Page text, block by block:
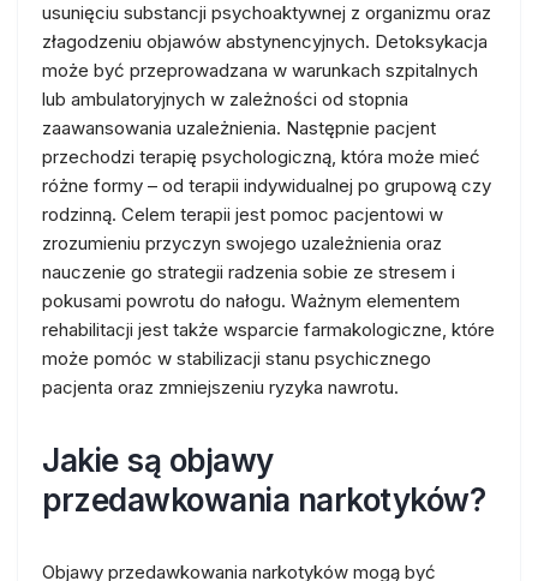
usunięciu substancji psychoaktywnej z organizmu oraz
złagodzeniu objawów abstynencyjnych. Detoksykacja
może być przeprowadzana w warunkach szpitalnych
lub ambulatoryjnych w zależności od stopnia
zaawansowania uzależnienia. Następnie pacjent
przechodzi terapię psychologiczną, która może mieć
różne formy – od terapii indywidualnej po grupową czy
rodzinną. Celem terapii jest pomoc pacjentowi w
zrozumieniu przyczyn swojego uzależnienia oraz
nauczenie go strategii radzenia sobie ze stresem i
pokusami powrotu do nałogu. Ważnym elementem
rehabilitacji jest także wsparcie farmakologiczne, które
może pomóc w stabilizacji stanu psychicznego
pacjenta oraz zmniejszeniu ryzyka nawrotu.
Jakie są objawy
przedawkowania narkotyków?
Objawy przedawkowania narkotyków mogą być